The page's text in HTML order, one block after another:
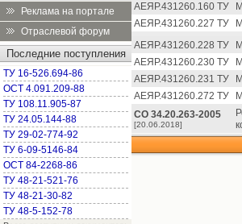
Реклама на портале
Отраслевой форум
Последние поступления
ТУ 16-526.694-86
ОСТ 4.091.209-88
ТУ 108.11.905-87
ТУ 24.05.144-88
ТУ 29-02-774-92
ТУ 6-09-5146-84
ОСТ 84-2268-86
ТУ 48-21-521-76
ТУ 48-21-30-82
ТУ 48-5-152-78
АЕЯР.431260.160 ТУ
АЕЯР.431260.227 ТУ
АЕЯР.431260.228 ТУ
АЕЯР.431260.230 ТУ
АЕЯР.431260.231 ТУ
АЕЯР.431260.272 ТУ
СО 34.20.263-2005
[20.06.2018]